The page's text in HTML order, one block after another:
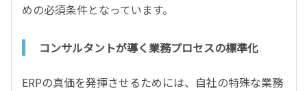
めの必須条件となっています。
コンサルタントが導く業務プロセスの標準化
ERPの真価を発揮させるためには、自社の特殊な業務